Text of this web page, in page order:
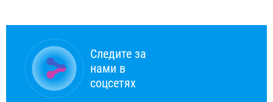
Следите за
нами в
соцсетях